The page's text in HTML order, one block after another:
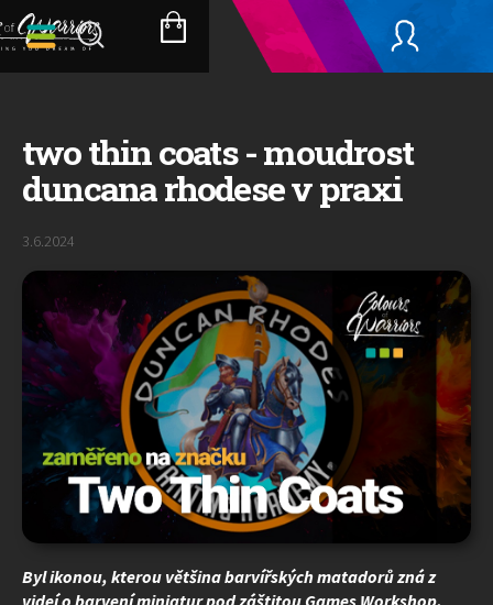
Přejít
na
obsah
NÁKUPNÍ
KOŠÍK
two thin coats - moudrost
duncana rhodese v praxi
3.6.2024
Byl ikonou, kterou většina barvířských matadorů zná z
videí o barvení miniatur pod záštitou Games Workshop.